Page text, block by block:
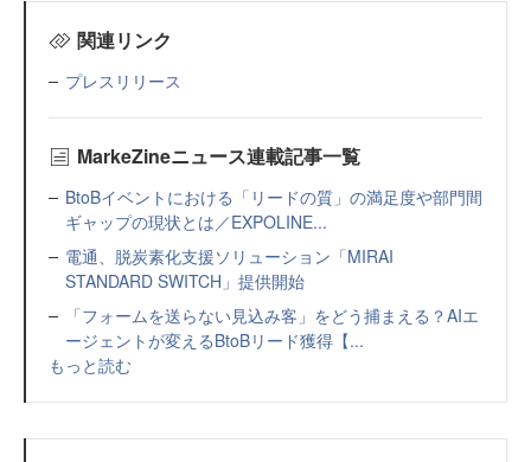
関連リンク
プレスリリース
MarkeZineニュース連載記事一覧
BtoBイベントにおける「リードの質」の満足度や部門間
ギャップの現状とは／EXPOLINE...
電通、脱炭素化支援ソリューション「MIRAI
STANDARD SWITCH」提供開始
「フォームを送らない見込み客」をどう捕まえる？AIエ
ージェントが変えるBtoBリード獲得【...
もっと読む